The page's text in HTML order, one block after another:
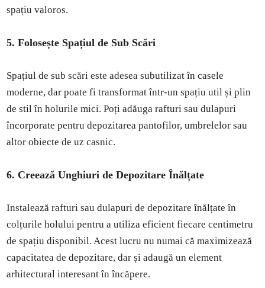
spațiu valoros.
5. Folosește Spațiul de Sub Scări
Spațiul de sub scări este adesea subutilizat în casele
moderne, dar poate fi transformat într-un spațiu util și plin
de stil în holurile mici. Poți adăuga rafturi sau dulapuri
încorporate pentru depozitarea pantofilor, umbrelelor sau
altor obiecte de uz casnic.
6. Creează Unghiuri de Depozitare Înălțate
Instalează rafturi sau dulapuri de depozitare înălțate în
colțurile holului pentru a utiliza eficient fiecare centimetru
de spațiu disponibil. Acest lucru nu numai că maximizează
capacitatea de depozitare, dar și adaugă un element
arhitectural interesant în încăpere.